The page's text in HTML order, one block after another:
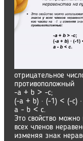
отрицательное
противоположный
-a + b > -c;
(-a + b) · (-1) < (-c)
a - b < c.
Это свойство
всех членов
изменяя знак